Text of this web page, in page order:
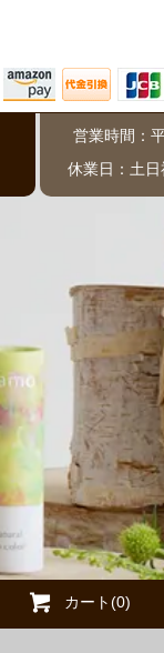
営業時間：
休業日：土日
カート(0)